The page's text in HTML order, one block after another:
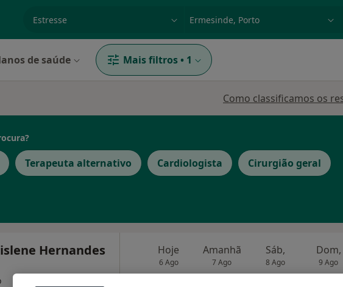
de saúde Mais filtros • 1
Como classificamos os
Terapeuta alternativo Cardiologista Cirurgião geral
Hernandes Hoje
6 Ago
Amanhã
7 Ago
Sáb,
8 Ago
Dom,
9 Ago